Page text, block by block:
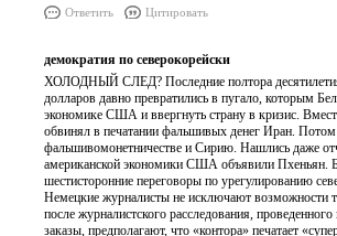
Ответить Цитировать
демократия по северокорейски
ХОЛОДНЫЙ СЛЕД? Последние полтора десятилетия
долларов давно превратились в пугало, которым
экономике США и ввергнуть страну в кризис.
обвинял в печатании фальшивых денег Иран. Потом
фальшивомонетничестве и Сирию. Нашлись даже
американской экономики США объявили Пхеньян.
шестисторонние переговоры по урегулированию
Немецкие журналисты не исключают возможности
после журналистского расследования,
заказы, предполагают, что «контора» печатает